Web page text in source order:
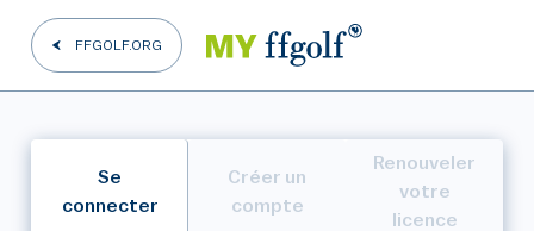
FFGOLF.ORG
Se
connecter
Créer un
compte
Renouveler
votre
licence